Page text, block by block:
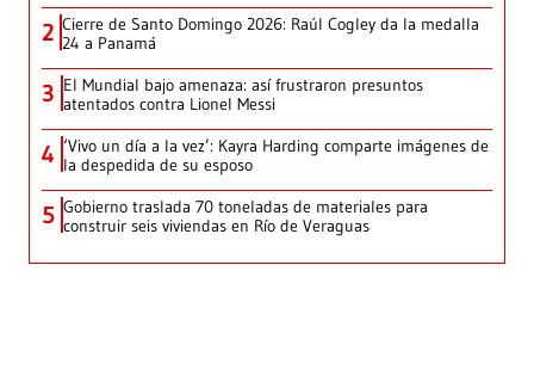
2 Cierre de Santo Domingo 2026: Raúl Cogley da la medalla
24 a Panamá
3 El Mundial bajo amenaza: así frustraron presuntos
atentados contra Lionel Messi
4 ‘Vivo un día a la vez’: Kayra Harding comparte imágenes de
la despedida de su esposo
5 Gobierno traslada 70 toneladas de materiales para
construir seis viviendas en Río de Veraguas